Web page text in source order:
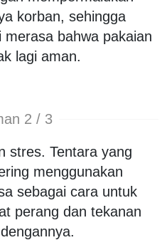
korban, sehingga
bahwa pakaian
lagi aman.
2 / 3
stres. Tentara yang
menggunakan
sebagai cara untuk
perang dan tekanan